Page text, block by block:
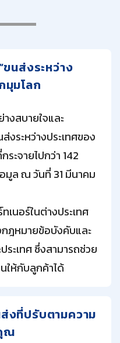
ขนส่งระหว่าง
มุมโลก
งสบายใจและ
ระหว่างประเทศของ
ระจายไปกว่า 142
มูล ณ วันที่ 31 มีนาคม
นอร์ในต่างประเทศ
กฎหมายข้อบังคับและ
ระเทศ ซึ่งสามารถช่วย
ห้กับลูกค้าได้
งที่ปรับตามความ
ณ